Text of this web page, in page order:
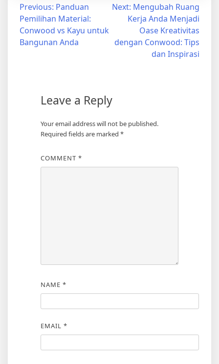
Post
navigation
Previous: Panduan
Pemilihan Material:
Conwood vs Kayu untuk
Bangunan Anda
Next: Mengubah Ruang
Kerja Anda Menjadi
Oase Kreativitas
dengan Conwood: Tips
dan Inspirasi
Leave a Reply
Your email address will not be published.
Required fields are marked *
COMMENT *
NAME *
EMAIL *